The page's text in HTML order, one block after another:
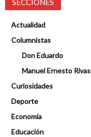
SECCIONES
Actualidad
Columnistas
Don Eduardo
Manuel Ernesto Rivas
Curiosidades
Deporte
Economía
Educación